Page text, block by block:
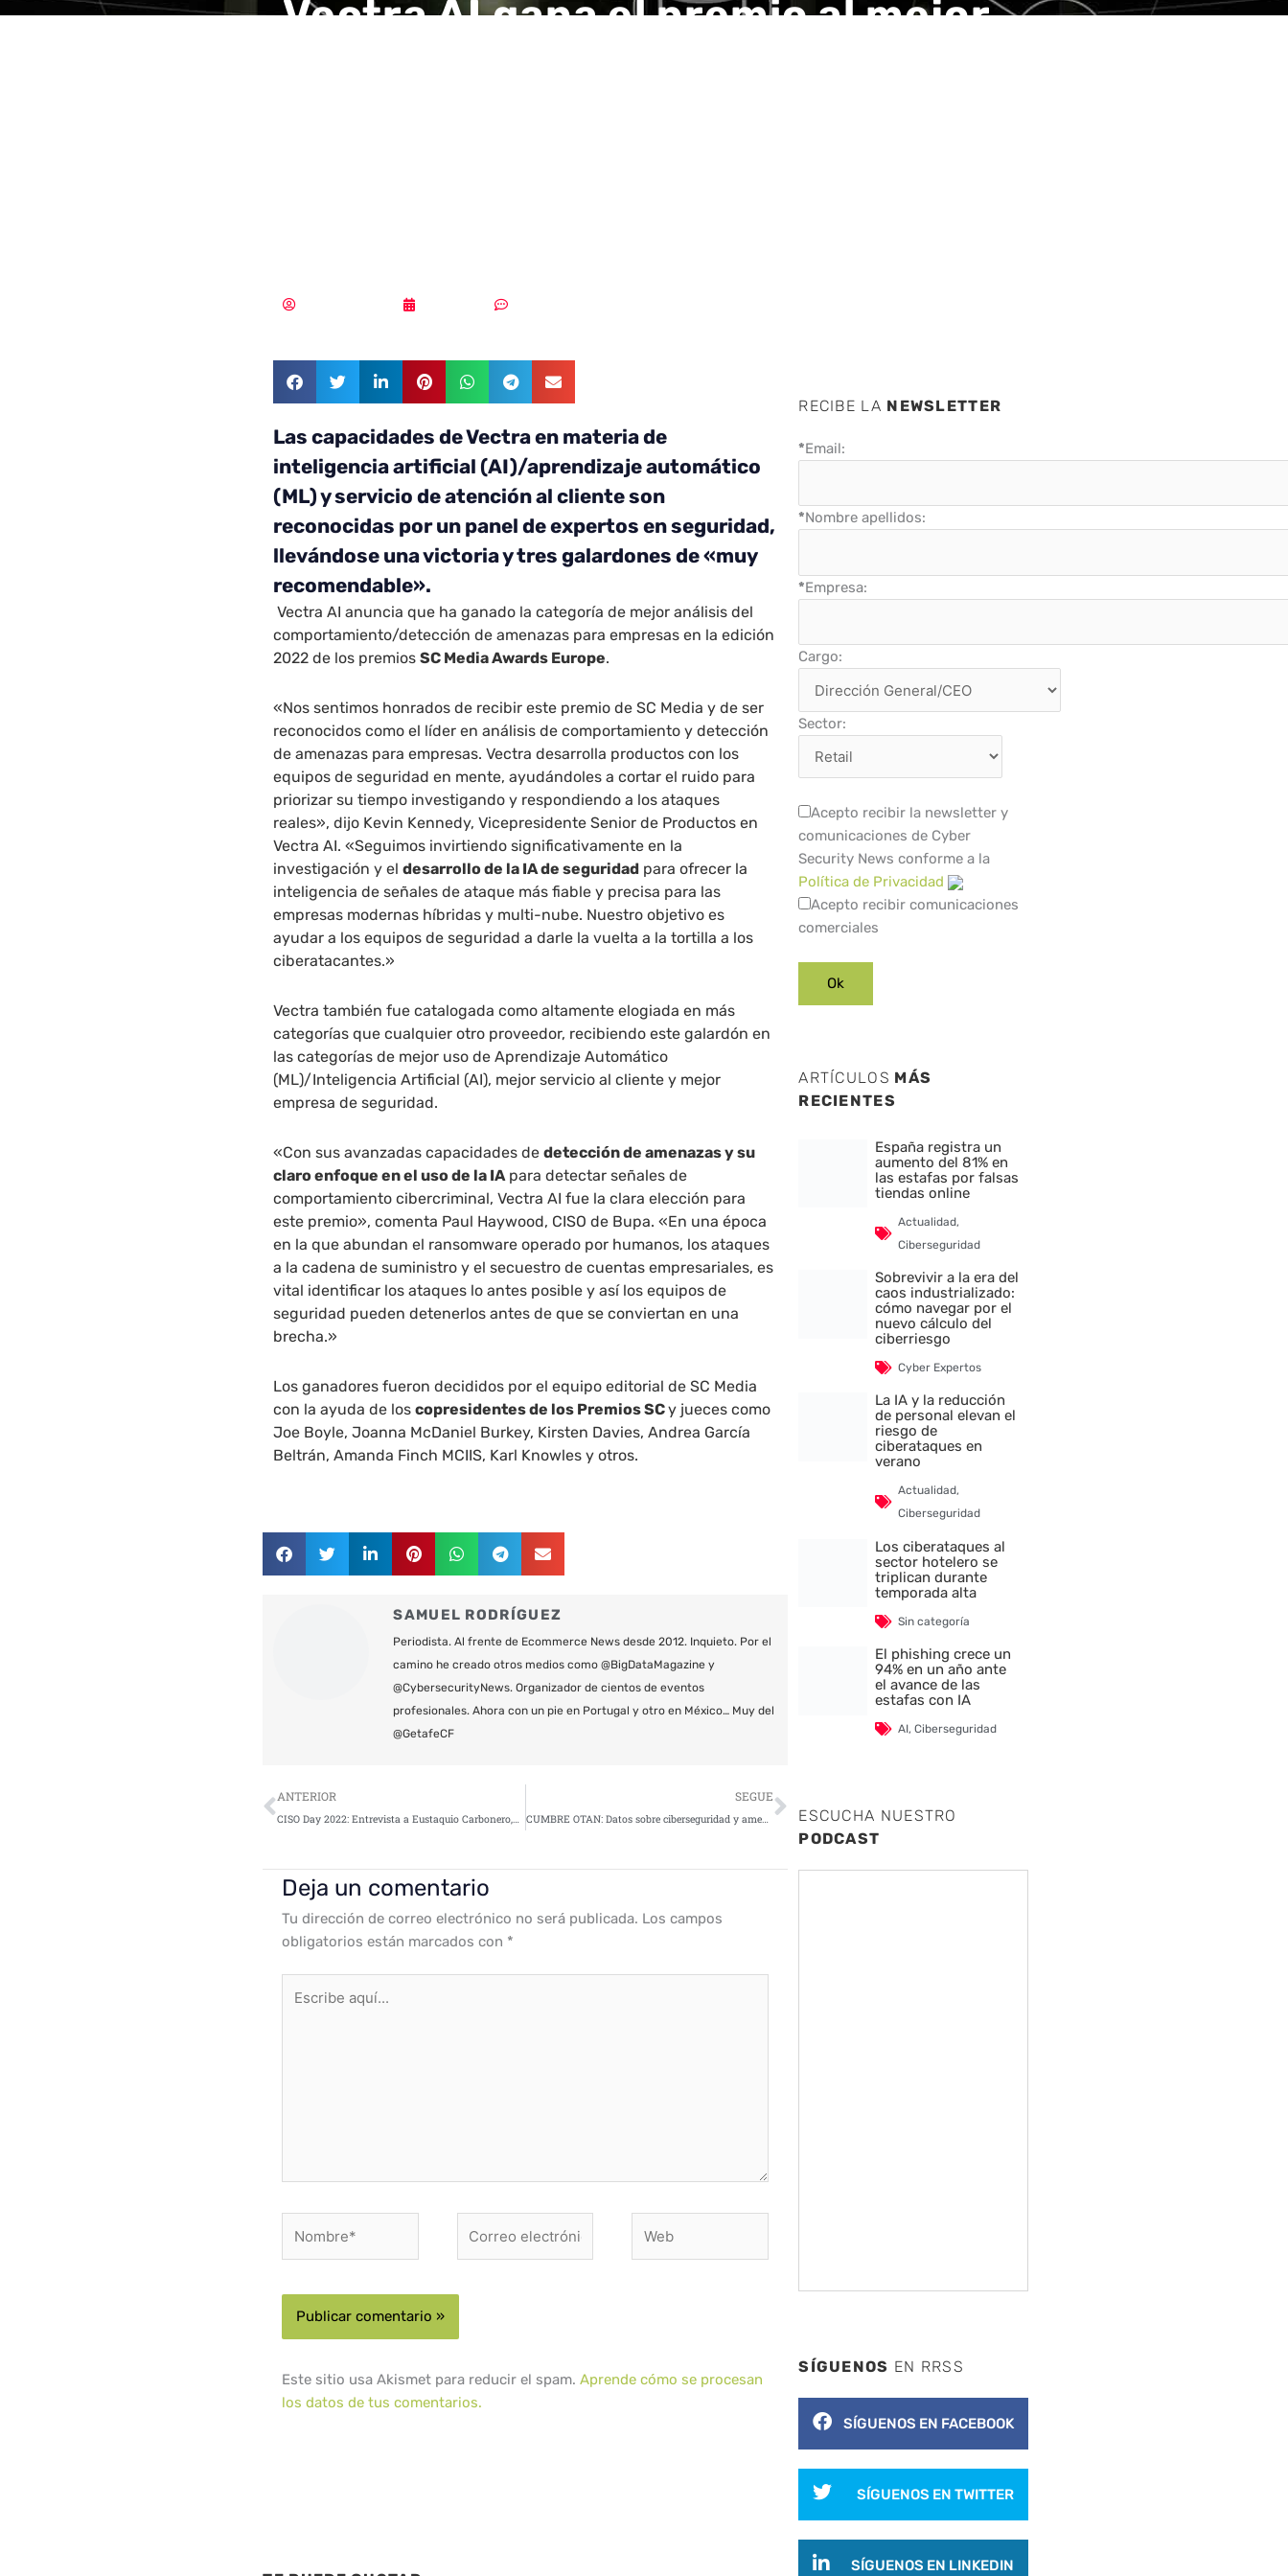
Vectra AI gana el premio al mejor
Las capacidades de Vectra en materia de
inteligencia artificial (AI)/aprendizaje automático
(ML) y servicio de atención al cliente son
reconocidas por un panel de expertos en seguridad,
llevándose una victoria y tres galardones de «muy
recomendable».
Vectra AI anuncia que ha ganado la categoría de mejor análisis del
comportamiento/detección de amenazas para empresas en la edición
2022 de los premiosSC Media Awards Europe.
«Nos sentimos honrados de recibir este premio de SC Media y de ser
reconocidos como el líder en análisis de comportamiento y detección
de amenazas para empresas. Vectra desarrolla productos con los
equipos de seguridad en mente, ayudándoles a cortar el ruido para
priorizar su tiempo investigando y respondiendo a los ataques
reales», dijo Kevin Kennedy, Vicepresidente Senior de Productos en
Vectra AI. «Seguimos invirtiendo significativamente en la
investigación y eldesarrollo de la IA de seguridad para ofrecer la
inteligencia de señales de ataque más fiable y precisa para las
empresas modernas híbridas y multi-nube. Nuestro objetivo es
ayudar a los equipos de seguridad a darle la vuelta a la tortilla a los
ciberatacantes.»
Vectra también fue catalogada como altamente elogiada en más
categorías que cualquier otro proveedor, recibiendo este galardón en
las categorías de mejor uso de Aprendizaje Automático
(ML)/Inteligencia Artificial (AI), mejor servicio al cliente y mejor
empresa de seguridad.
«Con sus avanzadas capacidades dedetección de amenazas y su
claro enfoque en el uso de la IA para detectar señales de
comportamiento cibercriminal, Vectra AI fue la clara elección para
este premio», comenta Paul Haywood, CISO de Bupa. «En una época
en la que abundan el ransomware operado por humanos, los ataques
a la cadena de suministro y el secuestro de cuentas empresariales, es
vital identificar los ataques lo antes posible y así los equipos de
seguridad pueden detenerlos antes de que se conviertan en una
brecha.»
Los ganadores fueron decididos por el equipo editorial de SC Media
con la ayuda de loscopresidentes de los Premios SCy jueces como
Joe Boyle, Joanna McDaniel Burkey, Kirsten Davies, Andrea García
Beltrán, Amanda Finch MCIIS, Karl Knowles y otros.
SAMUEL RODRÍGUEZ
Periodista. Al frente de Ecommerce News desde 2012. Inquieto. Por el
camino he creado otros medios como @BigDataMagazine y
@CybersecurityNews. Organizador de cientos de eventos
profesionales. Ahora con un pie en Portugal y otro en México… Muy del
@GetafeCF
Ant
ANTERIOR
CISO Day 2022: Entrevista a Eustaquio Carbonero,Cybersecurity Sales Manager en Mdtel
SEGUE
CUMBRE OTAN: Datos sobre ciberseguridad y amenazas a organizaciones
Siguiente
Deja un comentario
Tu dirección de correo electrónico no será publicada. Los campos
obligatorios están marcados con *
aquí...
electrónico*
Este sitio usa Akismet para reducir el spam.Aprende cómo se procesan
los datos de tus comentarios.
RECIBE LA NEWSLETTER
*Email:
*Nombre apellidos:
*Empresa:
Cargo:
Sector:
Acepto recibir la newsletter y
comunicaciones de Cyber
Security News conforme a la
Política de Privacidad
Acepto recibir comunicaciones
comerciales
ARTÍCULOS MÁS
RECIENTES
España registra un
aumento del 81% en
las estafas por falsas
tiendas online
Actualidad,
Ciberseguridad
Sobrevivir a la era del
caos industrializado:
cómo navegar por el
nuevo cálculo del
ciberriesgo
Cyber Expertos
La IA y la reducción
de personal elevan el
riesgo de
ciberataques en
verano
Actualidad,
Ciberseguridad
Los ciberataques al
sector hotelero se
triplican durante
temporada alta
Sin categoría
El phishing crece un
94% en un año ante
el avance de las
estafas con IA
AI,Ciberseguridad
ESCUCHA NUESTRO
PODCAST
SÍGUENOS EN RRSS
SÍGUENOS EN FACEBOOK
SÍGUENOS EN TWITTER
SÍGUENOS EN LINKEDIN